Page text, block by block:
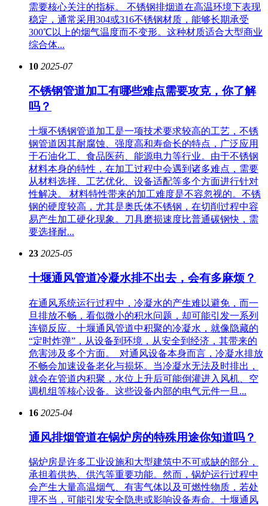
需要核心关注的指标。 不锈钢排烟道在高温环境下表现
稳定，通常采用304或316不锈钢材质，能够长期承受
300℃以上的烟气温度而不变形。这种材质适合大型商业
综合体...
10 2025-07
不锈钢管道加工有哪些难点需要攻克，你了解
吗？
十堰不锈钢管道加工是一项技术要求较高的工艺，不锈
钢管道因其耐腐蚀、强度高和寿命长的特点，广泛应用
于石油化工、食品医药、能源电力等行业。由于不锈钢
材料本身的特性，在加工过程中会遇到诸多难点，需要
从材料选择、工艺优化、设备适配等多个方面进行针对
性解决。 材料特性带来的加工难度是不容忽视的。不锈
钢的硬度较高，尤其是奥氏体不锈钢，在切削过程中容
易产生加工硬化现象。刀具磨损速度比普通碳钢快，需
要选择耐...
23 2025-05
十堰通风管道冷凝水排不出去，会有多麻烦？
在通风系统运行过程中，冷凝水的产生难以避免，而一
旦排放不畅，看似微小的积水问题，却可能引发一系列
连锁反应。十堰通风管道中积聚的冷凝水，就像隐藏的
“定时炸弹”，从设备到环境，从安全到经济，其带来的
危害涉及多个方面。​ 对通风设备本身而言，冷凝水排放
不畅会加速设备老化与损坏。当冷凝水无法及时排出，
就会在管道内积聚，水位上升后可能倒灌进入风机、空
调机组等核心设备。这些设备内部的电气元件一旦...
16 2025-04
通风排烟管道在锅炉房的特殊用途你知道吗？
锅炉房是许多工业设施和大型建筑中不可或缺的部分，
承担着供热、供汽等重要功能。然而，锅炉运行过程中
会产生大量高温烟气、有害气体以及可燃性物质，若处
理不当，可能引发安全隐患或影响设备寿命。十堰通风